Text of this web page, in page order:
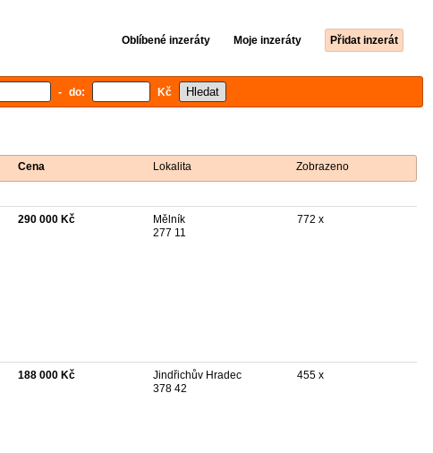
Oblíbené inzeráty Moje inzeráty Přidat inzerát
- do: Kč
Cena Lokalita Zobrazeno
290 000 Kč
Mělník
277 11
772 x
188 000 Kč
Jindřichův Hradec
378 42
455 x